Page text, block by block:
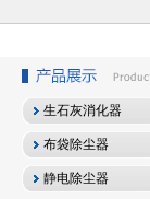
生石灰消化器
布袋除尘器
静电除尘器